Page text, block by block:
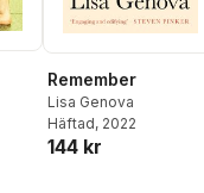
Remember
Lisa Genova
Häftad, 2022
144 kr